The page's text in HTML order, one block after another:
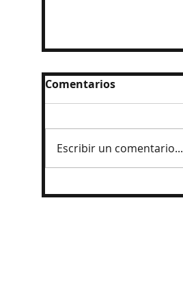
Comentarios
Escribir un comentario...